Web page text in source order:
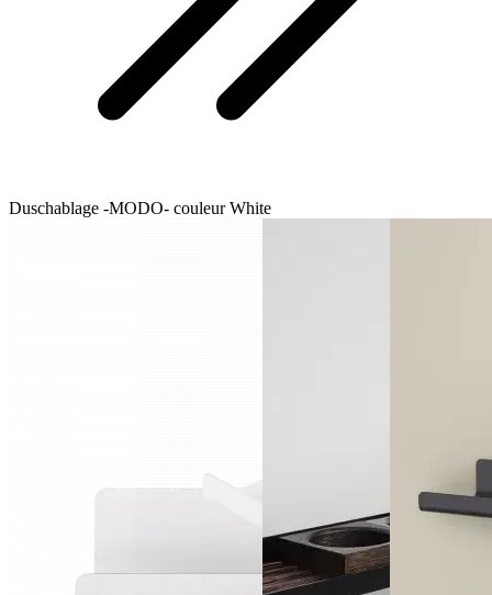
Duschablage -MODO- couleur White